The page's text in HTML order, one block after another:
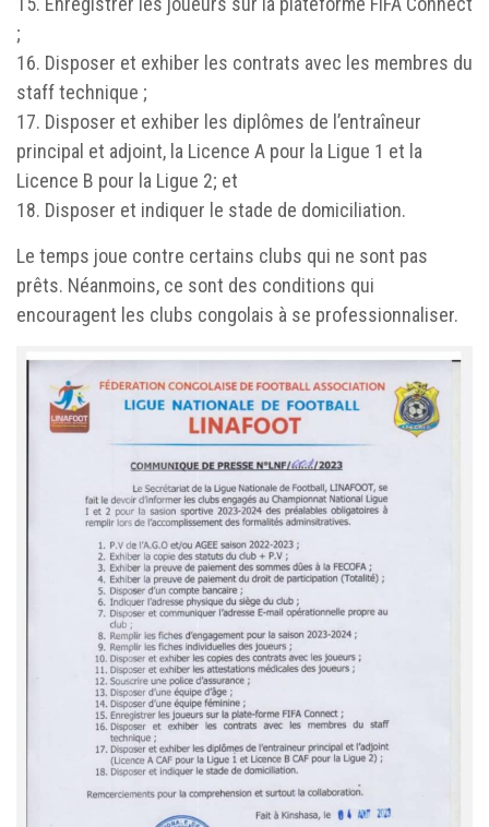
;
16. Disposer et exhiber les contrats avec les membres du
staff technique ;
17. Disposer et exhiber les diplômes de l’entraîneur
principal et adjoint, la Licence A pour la Ligue 1 et la
Licence B pour la Ligue 2; et
18. Disposer et indiquer le stade de domiciliation.
Le temps joue contre certains clubs qui ne sont pas
prêts. Néanmoins, ce sont des conditions qui
encouragent les clubs congolais à se professionnaliser.